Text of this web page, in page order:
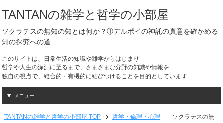
TANTANの雑学と哲学の小部屋
ソクラテスの無知の知とは何か？①デルポイの神託の真意を確かめる
知の探究への道
このサイトは、日常生活の知識や雑学からはじまり
哲学や人生の深淵に至るまで、さまざまな分野の知識や情報を
独自の視点で、総合的・有機的に結びつけることを目的としています
メニュー
TANTANの雑学と哲学の小部屋 TOP 哲学・倫理・心理
ソクラテスの無